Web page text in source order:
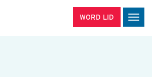
WORD LID